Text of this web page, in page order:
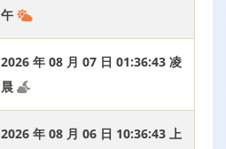
午
2026 年 08 月 07 日 01:36:44 凌
晨
2026 年 08 月 06 日 10:36:44 上